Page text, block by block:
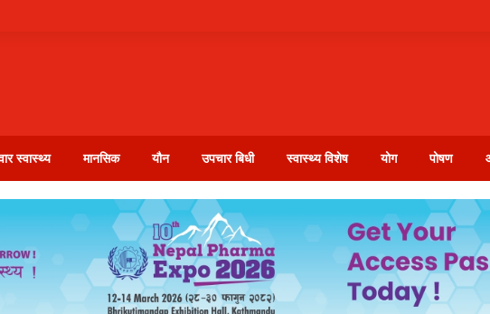
स्वास्थ्य मानसिक यौन उपचार बिधी स्वास्थ्य विशेष योग पोषण